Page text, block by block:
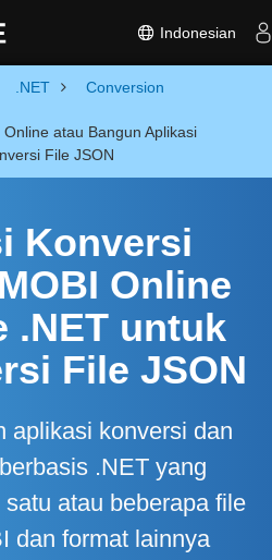
Indonesian
.NET Conversion
atau Bangun Aplikasi
File JSON
Konversi
Online
.NET untuk
File JSON
aplikasi konversi dan
.NET yang
atau beberapa file
dan format lainnya